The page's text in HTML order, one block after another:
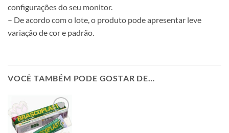
configurações do seu monitor.
– De acordo com o lote, o produto pode apresentar leve
variação de cor e padrão.
VOCÊ TAMBÉM PODE GOSTAR DE…